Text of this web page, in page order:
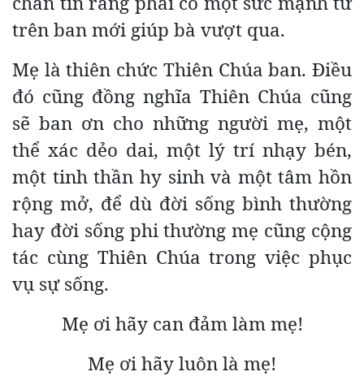
trên ban mới giúp bà vượt qua.
Mẹ là thiên chức Thiên Chúa ban. Điều
đó cũng đồng nghĩa Thiên Chúa cũng
sẽ ban ơn cho những người mẹ, một
thể xác dẻo dai, một lý trí nhạy bén,
một tinh thần hy sinh và một tâm hồn
rộng mở, để dù đời sống bình thường
hay đời sống phi thường mẹ cũng cộng
tác cùng Thiên Chúa trong việc phục
vụ sự sống.
Mẹ ơi hãy can đảm làm mẹ!
Mẹ ơi hãy luôn là mẹ!